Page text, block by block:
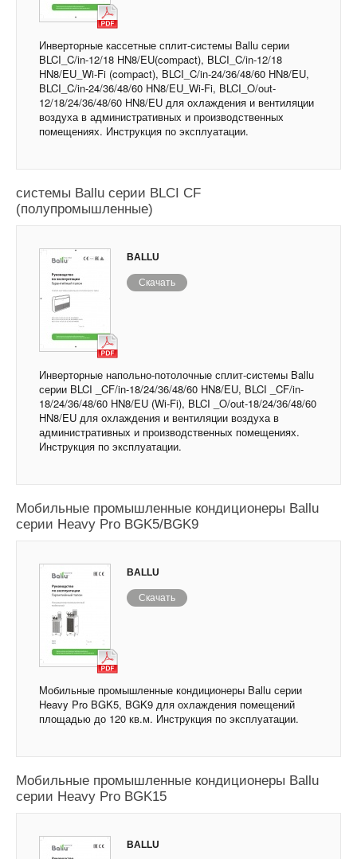
Инверторные кассетные сплит-системы Ballu серии
BLCI_C/in-12/18 HN8/EU(compact), BLCI_C/in-12/18
HN8/EU_Wi-Fi (compact), BLCI_C/in-24/36/48/60 HN8/EU,
BLCI_C/in-24/36/48/60 HN8/EU_Wi-Fi, BLCI_O/out-
12/18/24/36/48/60 HN8/EU для охлаждения и вентиляции
воздуха в административных и производственных
помещениях. Инструкция по эксплуатации.
системы Ballu серии BLCI CF
(полупромышленные)
BALLU
Скачать
Инверторные напольно-потолочные сплит-системы Ballu
серии BLCI _CF/in-18/24/36/48/60 HN8/EU, BLCI _CF/in-
18/24/36/48/60 HN8/EU (Wi-Fi), BLCI _O/out-18/24/36/48/60
HN8/EU для охлаждения и вентиляции воздуха в
административных и производственных помещениях.
Инструкция по эксплуатации.
Мобильные промышленные кондиционеры Ballu
серии Heavy Pro BGK5/BGK9
BALLU
Скачать
Мобильные промышленные кондиционеры Ballu серии
Heavy Pro BGK5, BGK9 для охлаждения помещений
площадью до 120 кв.м. Инструкция по эксплуатации.
Мобильные промышленные кондиционеры Ballu
серии Heavy Pro BGK15
BALLU